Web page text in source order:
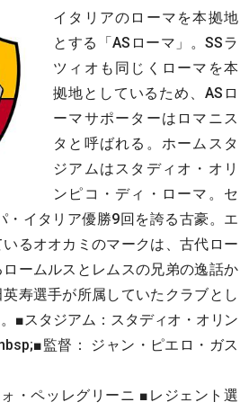
イタリアのローマを本拠地
とする「ASローマ」。SSラ
ツィオも同じくローマを本
拠地としているため、ASロ
ーマサポーターはロマニス
タと呼ばれる。ホームスタ
ジアムはスタディオ・オリ
ンピコ・ディ・ローマ。セ
・イタリア優勝9回を誇る古豪。エ
るオオカミのマークは、古代ロー
ームルスとレムスの兄弟の逸話か
寿選手が所属していたクラブとし
■スタジアム： スタディオ・オリン
監督： ジャン・ピエロ・ガス
・ペッレグリーニ ■レジェント選